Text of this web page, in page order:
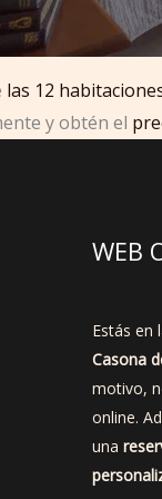
las 12
y obtén el
WEB
Estás en
Casona
motivo,
online.
una